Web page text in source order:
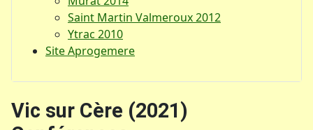
Saint Martin Valmeroux 2012
Ytrac 2010
Site Aprogemere
Vic sur Cère (2021)